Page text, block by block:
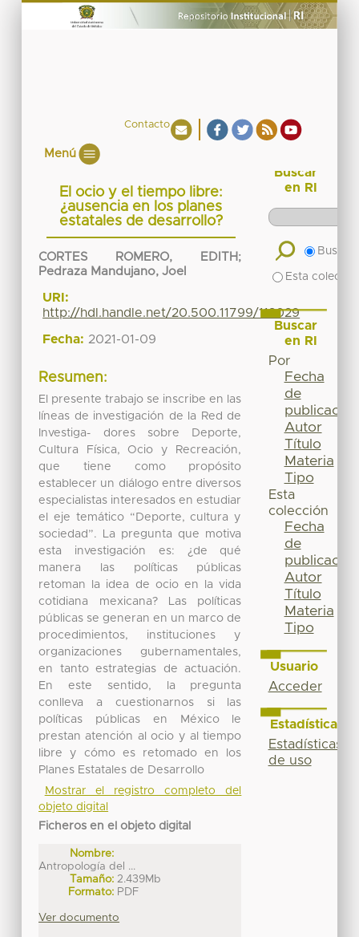
Contacto
Menú
El ocio y el tiempo libre:
¿ausencia en los planes
estatales de desarrollo?
CORTES ROMERO, EDITH ;
Pedraza Mandujano, Joel
URI:
http://hdl.handle.net/20.500.11799/113029
Fecha: 2021-01-09
Resumen:
El presente trabajo se inscribe en las
líneas de investigación de la Red de
Investiga- dores sobre Deporte,
Cultura Física, Ocio y Recreación,
que tiene como propósito
establecer un diálogo entre diversos
especialistas interesados en estudiar
el eje temático “Deporte, cultura y
sociedad”. La pregunta que motiva
esta investigación es: ¿de qué
manera las políticas públicas
retoman la idea de ocio en la vida
cotidiana mexicana? Las políticas
públicas se generan en un marco de
procedimientos, instituciones y
organizaciones gubernamentales,
en tanto estrategias de actuación.
En este sentido, la pregunta
conlleva a cuestionarnos si las
políticas públicas en México le
prestan atención al ocio y al tiempo
libre y cómo es retomado en los
Planes Estatales de Desarrollo
Mostrar el registro completo del
objeto digital
Ficheros en el objeto digital
Nombre:
Antropología del ...
Tamaño: 2.439Mb
Formato: PDF
Ver documento
Buscar
en RI
Buscar
Esta
Buscar
en RI
Por
Fecha
de
publicación
Autor
Título
Materia
Tipo
Esta
colección
Fecha
de
publicación
Autor
Título
Materia
Tipo
Usuario
Acceder
Estadísticas
Estadísticas
de uso